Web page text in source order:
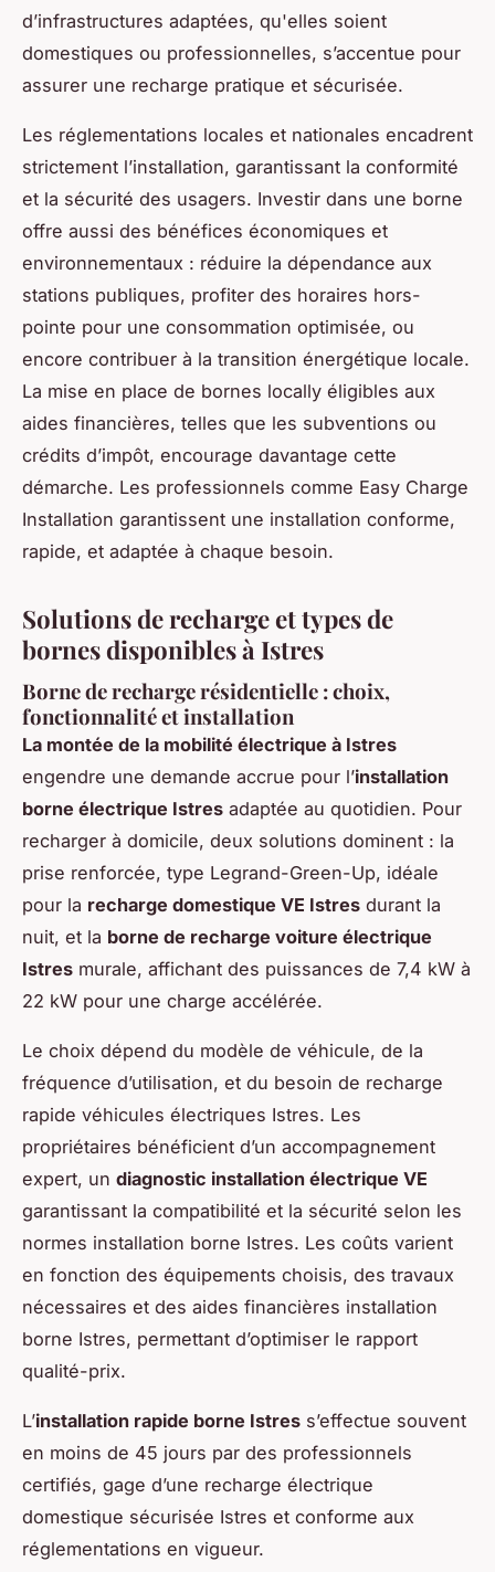
d’infrastructures adaptées, qu'elles soient
domestiques ou professionnelles, s’accentue pour
assurer une recharge pratique et sécurisée.
Les réglementations locales et nationales encadrent
strictement l’installation, garantissant la conformité
et la sécurité des usagers. Investir dans une borne
offre aussi des bénéfices économiques et
environnementaux : réduire la dépendance aux
stations publiques, profiter des horaires hors-
pointe pour une consommation optimisée, ou
encore contribuer à la transition énergétique locale.
La mise en place de bornes locally éligibles aux
aides financières, telles que les subventions ou
crédits d’impôt, encourage davantage cette
démarche. Les professionnels comme Easy Charge
Installation garantissent une installation conforme,
rapide, et adaptée à chaque besoin.
Solutions de recharge et types de
bornes disponibles à Istres
Borne de recharge résidentielle : choix,
fonctionnalité et installation
La montée de la mobilité électrique à Istres
engendre une demande accrue pour l’installation
borne électrique Istres adaptée au quotidien. Pour
recharger à domicile, deux solutions dominent : la
prise renforcée, type Legrand-Green-Up, idéale
pour la recharge domestique VE Istres durant la
nuit, et la borne de recharge voiture électrique
Istres murale, affichant des puissances de 7,4 kW à
22 kW pour une charge accélérée.
Le choix dépend du modèle de véhicule, de la
fréquence d’utilisation, et du besoin de recharge
rapide véhicules électriques Istres. Les
propriétaires bénéficient d’un accompagnement
expert, un diagnostic installation électrique VE
garantissant la compatibilité et la sécurité selon les
normes installation borne Istres. Les coûts varient
en fonction des équipements choisis, des travaux
nécessaires et des aides financières installation
borne Istres, permettant d’optimiser le rapport
qualité-prix.
L’installation rapide borne Istres s’effectue souvent
en moins de 45 jours par des professionnels
certifiés, gage d’une recharge électrique
domestique sécurisée Istres et conforme aux
réglementations en vigueur.